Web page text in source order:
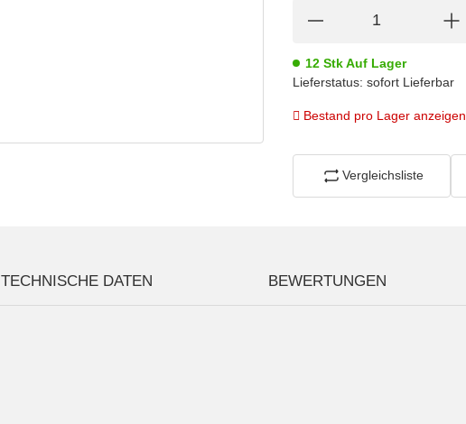
12 Stk Auf Lager
Lieferstatus: sofort Lieferbar
Bestand pro Lager anzeigen
Vergleichsliste
TECHNISCHE DATEN BEWERTUNGEN